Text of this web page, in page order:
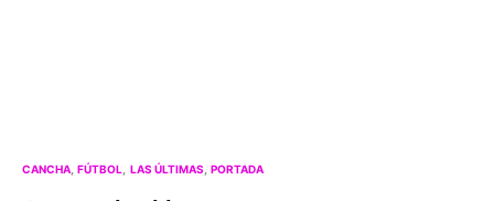
CANCHA FÚTBOL LAS ÚLTIMAS PORTADA